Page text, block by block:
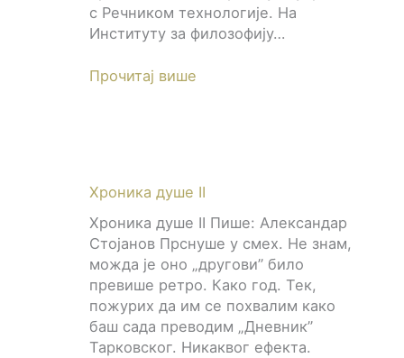
с Речником технологије. На
Институту за филозофију…
Прочитај више
Хроника душе II
Хроника душе II Пише: Александар
Стојанов Прснуше у смех. Не знам,
можда је оно „другови” било
превише ретро. Како год. Тек,
пожурих да им се похвалим како
баш сада преводим „Дневник”
Тарковског. Никаквог ефекта.